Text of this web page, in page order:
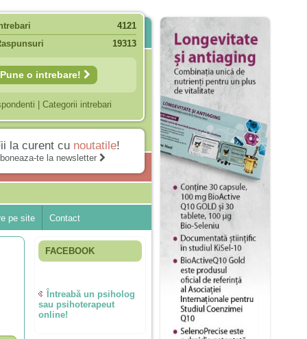
4121
19313
Pune o intrebare!
Categorii intrebari
la curent cu noutatile!
te la newsletter
pe site Contact
FACEBOOK
Întreabă un psiholog
sau psihoterapeut
online!